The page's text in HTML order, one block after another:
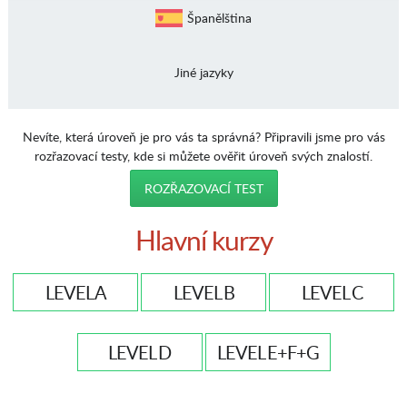
Španělština
Jiné jazyky
Nevíte, která úroveň je pro vás ta správná? Připravili jsme pro vás
rozřazovací testy, kde si můžete ověřit úroveň svých znalostí.
ROZŘAZOVACÍ TEST
Hlavní kurzy
LEVEL A LEVEL B LEVEL C
LEVEL D LEVEL E+F+G